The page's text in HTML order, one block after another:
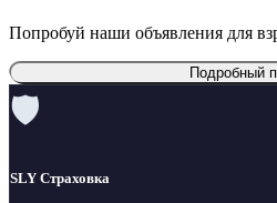
Попробуй наши объявления для
Подробный
🛡
SLY Страховка